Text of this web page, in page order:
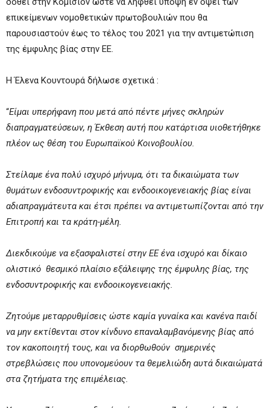
επικείμενων νομοθετικών πρωτοβουλιών που θα
παρουσιαστούν έως το τέλος του 2021 για την αντιμετώπιση
της έμφυλης βίας στην ΕΕ.
Η Έλενα Κουντουρά δήλωσε σχετικά :
“Είμαι υπερήφανη που μετά από πέντε μήνες σκληρών
διαπραγματεύσεων, η Έκθεση αυτή που κατάρτισα υιοθετήθηκε
πλέον ως θέση του Ευρωπαϊκού Κοινοβουλίου.
Στείλαμε ένα πολύ ισχυρό μήνυμα, ότι τα δικαιώματα των
θυμάτων ενδοσυντροφικής και ενδοοικογενειακής βίας είναι
αδιαπραγμάτευτα και έτσι πρέπει να αντιμετωπίζονται από την
Επιτροπή και τα κράτη-μέλη.
Διεκδικούμε να εξασφαλιστεί στην ΕΕ ένα ισχυρό και δίκαιο
ολιστικό θεσμικό πλαίσιο εξάλειψης της έμφυλης βίας, της
ενδοσυντροφικής και ενδοοικογενειακής.
Ζητούμε μεταρρυθμίσεις ώστε καμία γυναίκα και κανένα παιδί
να μην εκτίθενται στον κίνδυνο επαναλαμβανόμενης βίας από
τον κακοποιητή τους, και να διορθωθούν σημερινές
στρεβλώσεις που υπονομεύουν τα θεμελιώδη αυτά δικαιώματά
στα ζητήματα της επιμέλειας.